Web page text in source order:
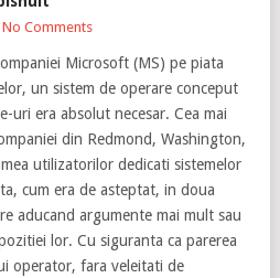
No Comments
Microsoft (MS) pe piata
un sistem de operare conceput
uri era absolut necesar. Cea mai
din Redmond, Washington,
utilizatorilor dedicati sistemelor
cum era de asteptat, in doua
aducand argumente mai mult sau
lor. Cu siguranta ca parerea
operator, fara veleitati de